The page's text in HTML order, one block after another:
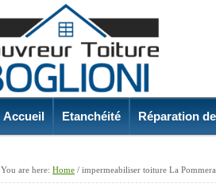
Accueil Etanchéité Réparation
You are here: Home / impermeabiliser toiture La